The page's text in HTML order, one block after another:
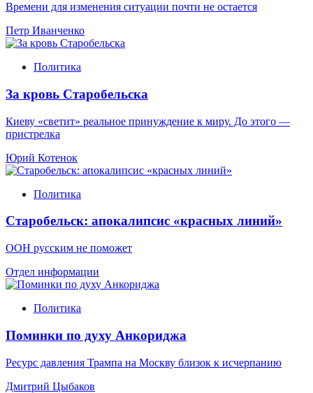
Времени для изменения ситуации почти не остается
Петр Иванченко
Политика
За кровь Старобельска
Киеву «светит» реальное принуждение к миру. До этого —
пристрелка
Юрий Котенок
Политика
Старобельск: апокалипсис «красных линий»
ООН русским не поможет
Отдел информации
Политика
Поминки по духу Анкориджа
Ресурс давления Трампа на Москву близок к исчерпанию
Дмитрий Цыбаков